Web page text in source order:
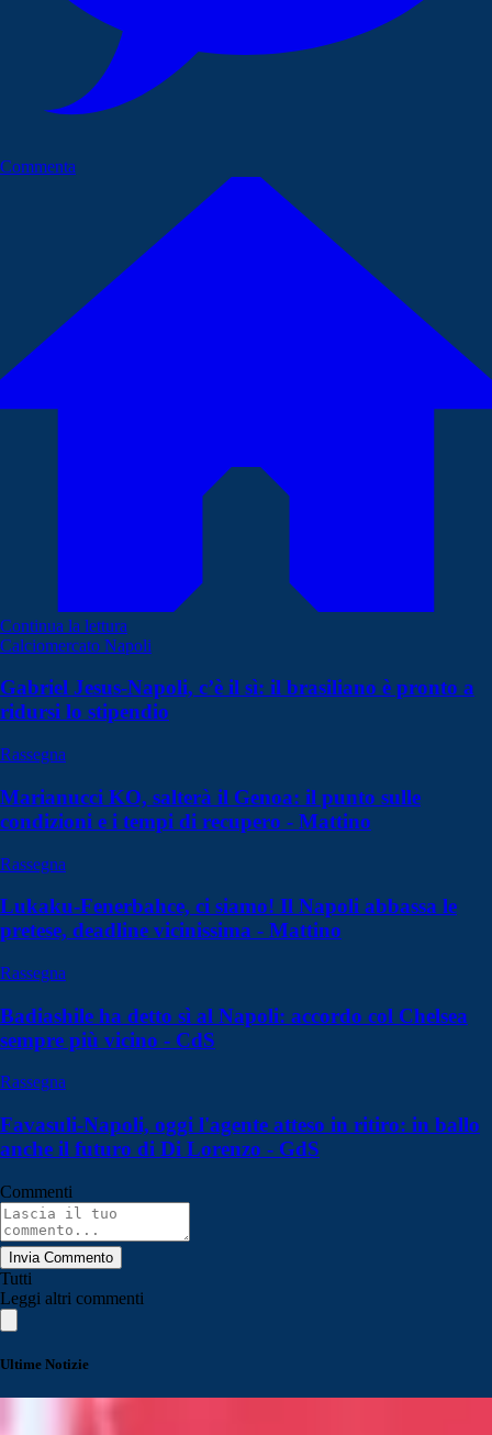
Commenta
Continua la lettura
Calciomercato Napoli
Gabriel Jesus-Napoli, c’è il sì: il brasiliano è pronto a
ridursi lo stipendio
Rassegna
Marianucci KO, salterà il Genoa: il punto sulle
condizioni e i tempi di recupero - Mattino
Rassegna
Lukaku-Fenerbahce, ci siamo! Il Napoli abbassa le
pretese, deadline vicinissima - Mattino
Rassegna
Badiashile ha detto sì al Napoli: accordo col Chelsea
sempre più vicino - CdS
Rassegna
Favasuli-Napoli, oggi l'agente atteso in ritiro: in ballo
anche il futuro di Di Lorenzo - GdS
Commenti
Invia Commento
Tutti
Leggi altri commenti
Ultime Notizie